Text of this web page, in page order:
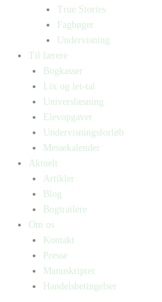
True Stories
Fagbøger
Undervisning
Til lærere
Bogkasser
Lix og let-tal
Universlæsning
Elevopgaver
Undervisningsforløb
Messekalender
Aktuelt
Artikler
Blog
Bogtrailere
Om os
Kontakt
Presse
Manuskripter
Handelsbetingelser